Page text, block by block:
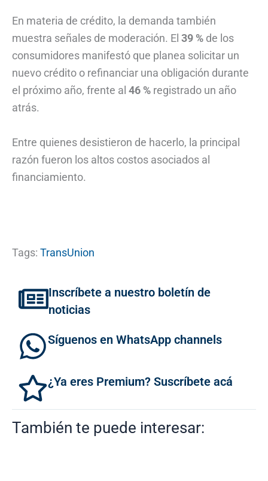
En materia de crédito, la demanda también
muestra señales de moderación. El 39 % de los
consumidores manifestó que planea solicitar un
nuevo crédito o refinanciar una obligación durante
el próximo año, frente al 46 % registrado un año
atrás.
Entre quienes desistieron de hacerlo, la principal
razón fueron los altos costos asociados al
financiamiento.
Tags: TransUnion
Inscríbete a nuestro boletín de
noticias
Síguenos en WhatsApp channels
¿Ya eres Premium? Suscríbete acá
También te puede interesar: